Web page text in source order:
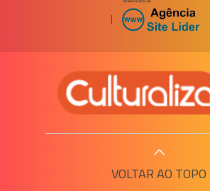
|
VOLTAR AO TOPO